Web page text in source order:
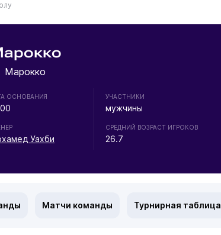
Марокко
ОСНОВАНИЯ
Уахби
УЧАСТНИКИ
мужчины
СРЕДНИЙ ВОЗРАСТ ИГРОКОВ
26.7
Матчи команды Турнирная таблица